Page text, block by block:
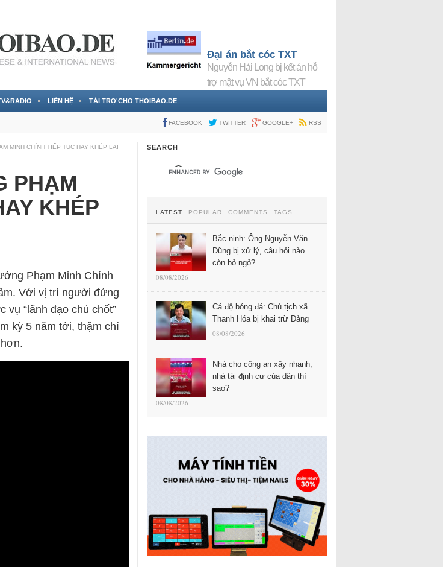
Đại án bắt cóc TXT
Nguyễn Hải Long bị kết án hỗ
trợ mật vụ VN bắt cóc TXT
LIÊN HỆ TÀI TRỢ CHO THOIBAO.DE
FACEBOOK TWITTER GOOGLE+ RSS
MINH CHÍNH TIẾP TỤC HAY KHÉP LẠI
PHẠM
KHÉP
Phạm Minh Chính
Với vị trí người đứng
vụ “lãnh đạo chủ chốt”
kỳ 5 năm tới, thậm chí
SEARCH
LATEST POPULAR COMMENTS TAGS
Bắc ninh: Ông Nguyễn Văn
Dũng bị xử lý, câu hỏi nào
còn bỏ ngỏ?
08/08/2026
Cá độ bóng đá: Chủ tịch xã
Thanh Hóa bị khai trừ Đảng
08/08/2026
Nhà cho công an xây nhanh,
nhà tái định cư của dân thì
sao?
08/08/2026